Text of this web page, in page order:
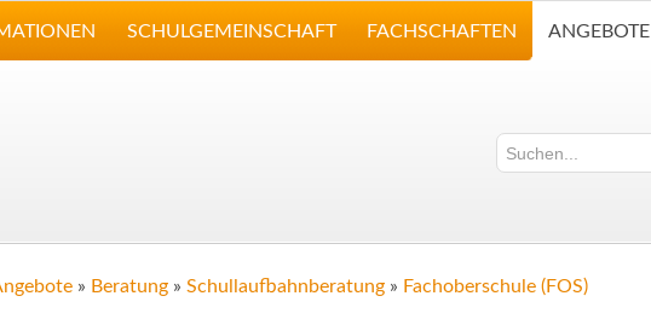
SCHULGEMEINSCHAFT FACHSCHAFTEN ANGEBOTE
» Beratung » Schullaufbahnberatung » Fachoberschule (FOS)